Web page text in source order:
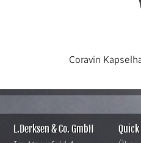
Coravin
L.Derksen & Co. GmbH